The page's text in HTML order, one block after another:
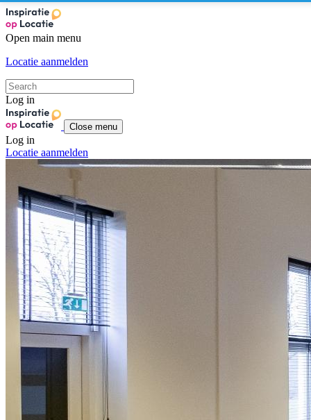
Open main menu
Locatie aanmelden
Log in
Close menu
Log in
Locatie aanmelden